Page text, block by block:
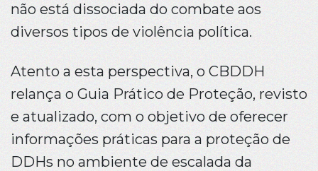
não está dissociada do combate aos
diversos tipos de violência política.
Atento a esta perspectiva, o CBDDH
relança o Guia Prático de Proteção, revisto
e atualizado, com o objetivo de oferecer
informações práticas para a proteção de
DDHs no ambiente de escalada da